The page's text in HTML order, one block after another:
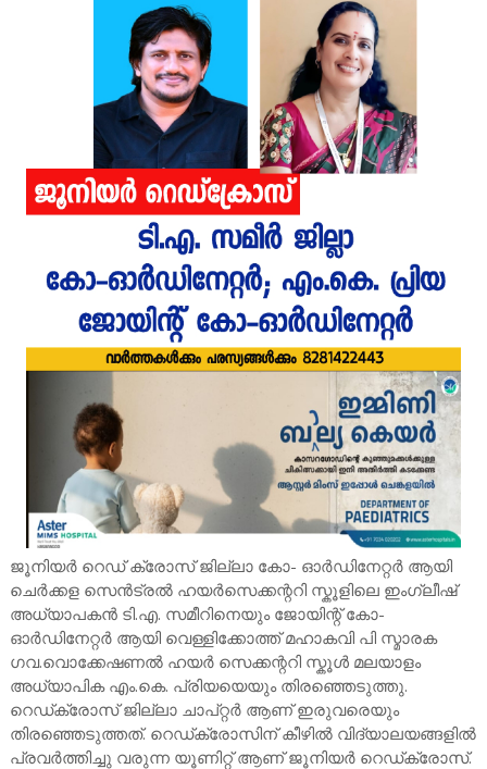
ജൂനിയർ റെഡ് ക്രോസ് ജില്ലാ കോ- ഓർഡിനേറ്റർ ആയി
ചെർക്കള സെൻട്രൽ ഹയർസെക്കന്ററി സ്കൂളിലെ ഇംഗ്ലീഷ്
അധ്യാപകൻ ടി.എ. സമീറിനെയും ജോയിന്റ് കോ-
ഓർഡിനേറ്റർ ആയി വെള്ളിക്കോത്ത് മഹാകവി പി സ്മാരക
ഗവ.വൊക്കേഷണൽ ഹയർ സെക്കന്ററി സ്കൂൾ മലയാളം
അധ്യാപിക എം.കെ. പ്രിയയെയും തിരഞ്ഞെടുത്തു.
റെഡ്ക്രോസ് ജില്ലാ ചാപ്റ്റർ ആണ് ഇരുവരെയും
തിരഞ്ഞെടുത്തത്. റെഡ്ക്രോസിന് കീഴിൽ വിദ്യാലയങ്ങളിൽ
പ്രവർത്തിച്ചു വരുന്ന യൂണിറ്റ് ആണ് ജൂനിയർ റെഡ്ക്രോസ്.